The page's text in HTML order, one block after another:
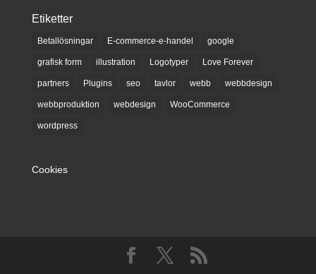
Etiketter
Betallösningar E-commerce-e-handel google
grafisk form illustration Logotyper Love Forever
partners Plugins seo tavlor webb webbdesign
webbproduktion webdesign WooCommerce
wordpress
Cookies